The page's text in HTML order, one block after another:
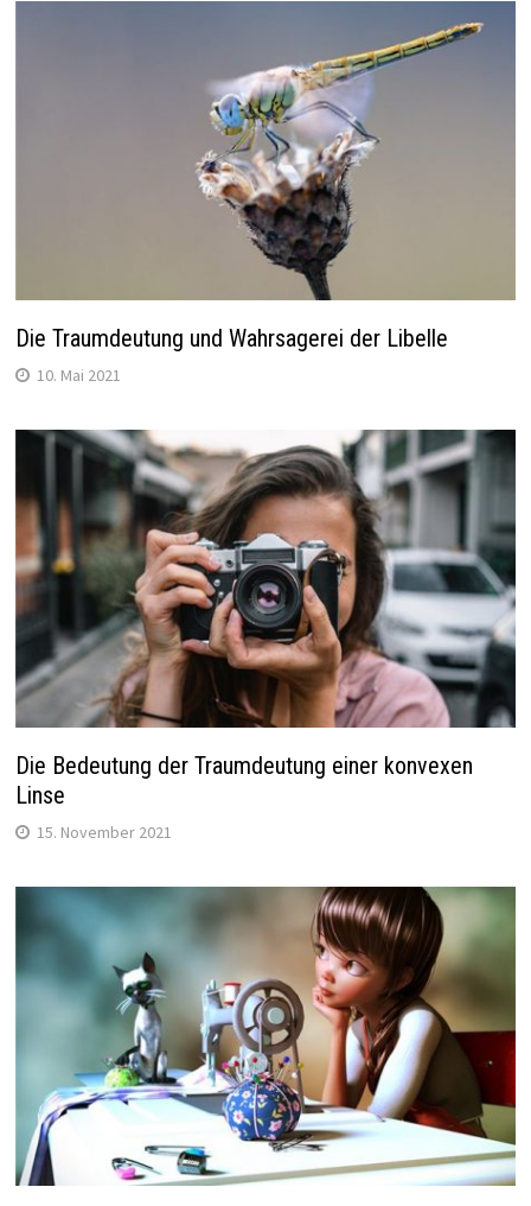
Die Traumdeutung und Wahrsagerei der Libelle
10. Mai 2021
Die Bedeutung der Traumdeutung einer konvexen
Linse
15. November 2021